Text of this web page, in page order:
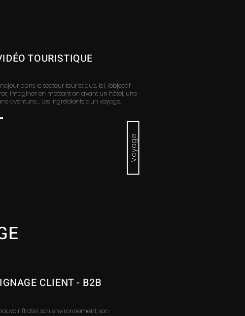
TOURISTIQUE
dans le secteur touristique. Ici, l'objectif
imaginer en mettant en avant un hôtel, une
aventure,... Les ingrédients d'un voyage.
Voyage
CLIENT - B2B
l'hôtel, son environnement, son